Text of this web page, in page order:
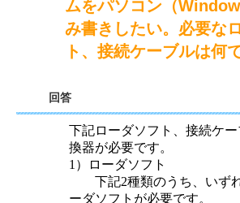
ムをパソコン（
み書きしたい。必要な
ト、接続ケーブルは何
回答
下記ローダソフト、接続ケ
換器が必要です。
1）ローダソフト
下記2種類のうち、いず
ーダソフトが必要です。